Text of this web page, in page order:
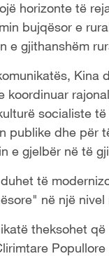
horizonte të
bujqësor e
e gjithanshëm
Kina
koordinuar
socialiste
publike dhe për
e gjelbër në të
të
në një nivel
theksohet